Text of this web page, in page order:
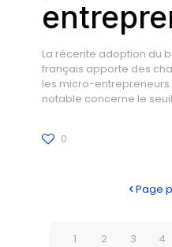
La récente adoption du
français apporte des
les micro-
notable concerne le
0
Page
1 2 3 4